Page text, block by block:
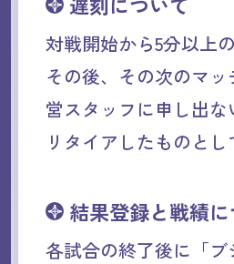
対戦開始から5分以上
その後、その次のマ
営スタッフに申し出
リタイアしたものとし
結果登録と戦績
各試合の終了後に「